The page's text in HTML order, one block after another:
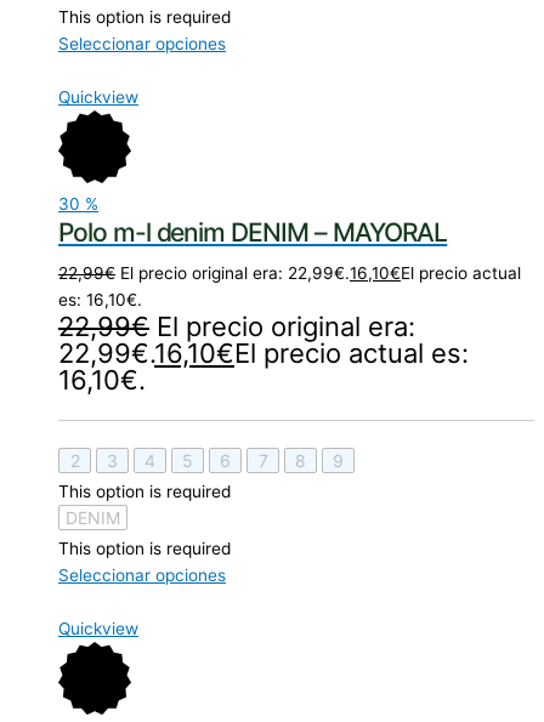
This option is required
Seleccionar opciones
Quickview
30 %
Polo m-l denim DENIM – MAYORAL
22,99€ El precio original era: 22,99€.16,10€El precio actual
es: 16,10€.
22,99€ El precio original era:
22,99€.16,10€El precio actual es:
16,10€.
2 3 4 5 6 7 8 9
This option is required
DENIM
This option is required
Seleccionar opciones
Quickview